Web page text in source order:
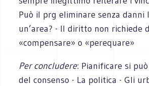
Può il prg eliminare senza danni
un’area? - Il diritto non richiede
«compensare» o «perequare»
Per concludere: Pianificare si
del consenso - La politica - Gli